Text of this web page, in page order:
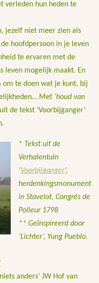
verleden hun heden te
jezelf niet meer zien als
hoofdpersoon in je leven
te ervaren met de
leven mogelijk maakt. En
om te doen wat je kunt, bij
Met ‘houd van
de tekst ‘Voorbijganger’
* Tekst uit de
Verhalentuin
‘Voorbijganger’,
herdenkingsmonument
in Stavelot, Congrès de
Polleur 1798
** Geïnspireerd door
‘Lichter’, Yung Pueblo.
anders’ JW Hof van